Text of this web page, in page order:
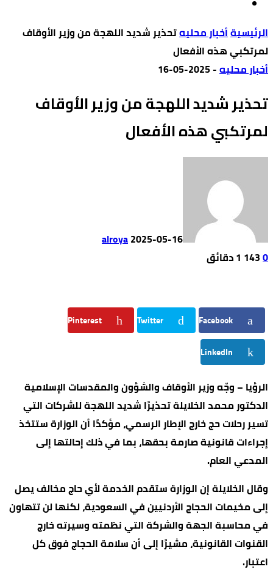
‫الرئيسية‬أخبار محليهتحذير شديد اللهجة من وزير الأوقاف
لمرتكبي هذه الأفعال
أخبار محليه-
2025-05-16
تحذير شديد اللهجة من وزير الأوقاف
لمرتكبي هذه الأفعال
alroya2025-05-16
0
143 1 ‫دقائق‬
Facebook
Twitter
Pinterest
LinkedIn
الرؤيا – وجّه وزير الأوقاف والشؤون والمقدسات الإسلامية
الدكتور محمد الخلايلة تحذيرًا شديد اللهجة للشركات التي
تسير رحلات حج خارج الإطار الرسمي، مؤكدًا أن الوزارة ستتخذ
إجراءات قانونية صارمة بحقها، بما في ذلك إحالتها إلى
المدعي العام.
وقال الخلايلة إن الوزارة ستقدم الخدمة لأي حاج مخالف يصل
إلى مخيمات الحجاج الأردنيين في السعودية، لكنها لن تتهاون
في محاسبة الجهة والشركة التي نظمته وسيرته خارج
القنوات القانونية، مشيرًا إلى أن سلامة الحجاج فوق كل
اعتبار.